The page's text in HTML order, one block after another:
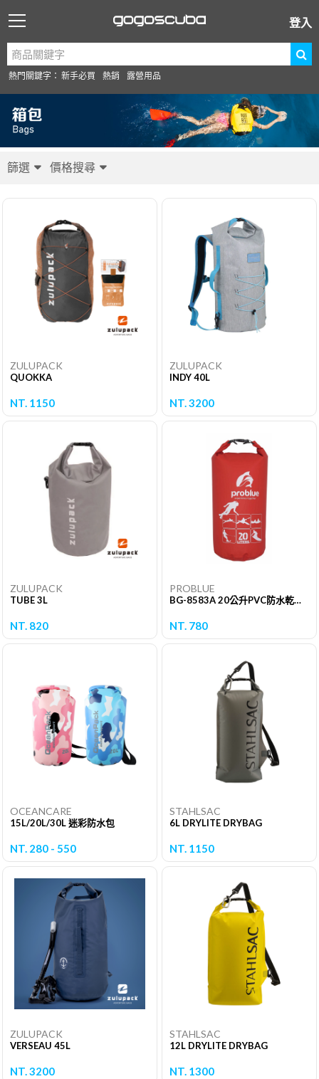
登入
熱門關鍵字： 新手必買 熱銷 露營用品
篩選 價格搜尋
ZULUPACK
QUOKKA
NT. 1150
ZULUPACK
INDY 40L
NT. 3200
ZULUPACK
TUBE 3L
NT. 820
PROBLUE
BG-8583A 20公升PVC防水乾衣袋
NT. 780
OCEANCARE
15L/20L/30L 迷彩防水包
NT. 280 - 550
STAHLSAC
6L DRYLITE DRYBAG
NT. 1150
ZULUPACK
VERSEAU 45L
NT. 3200
STAHLSAC
12L DRYLITE DRYBAG
NT. 1300